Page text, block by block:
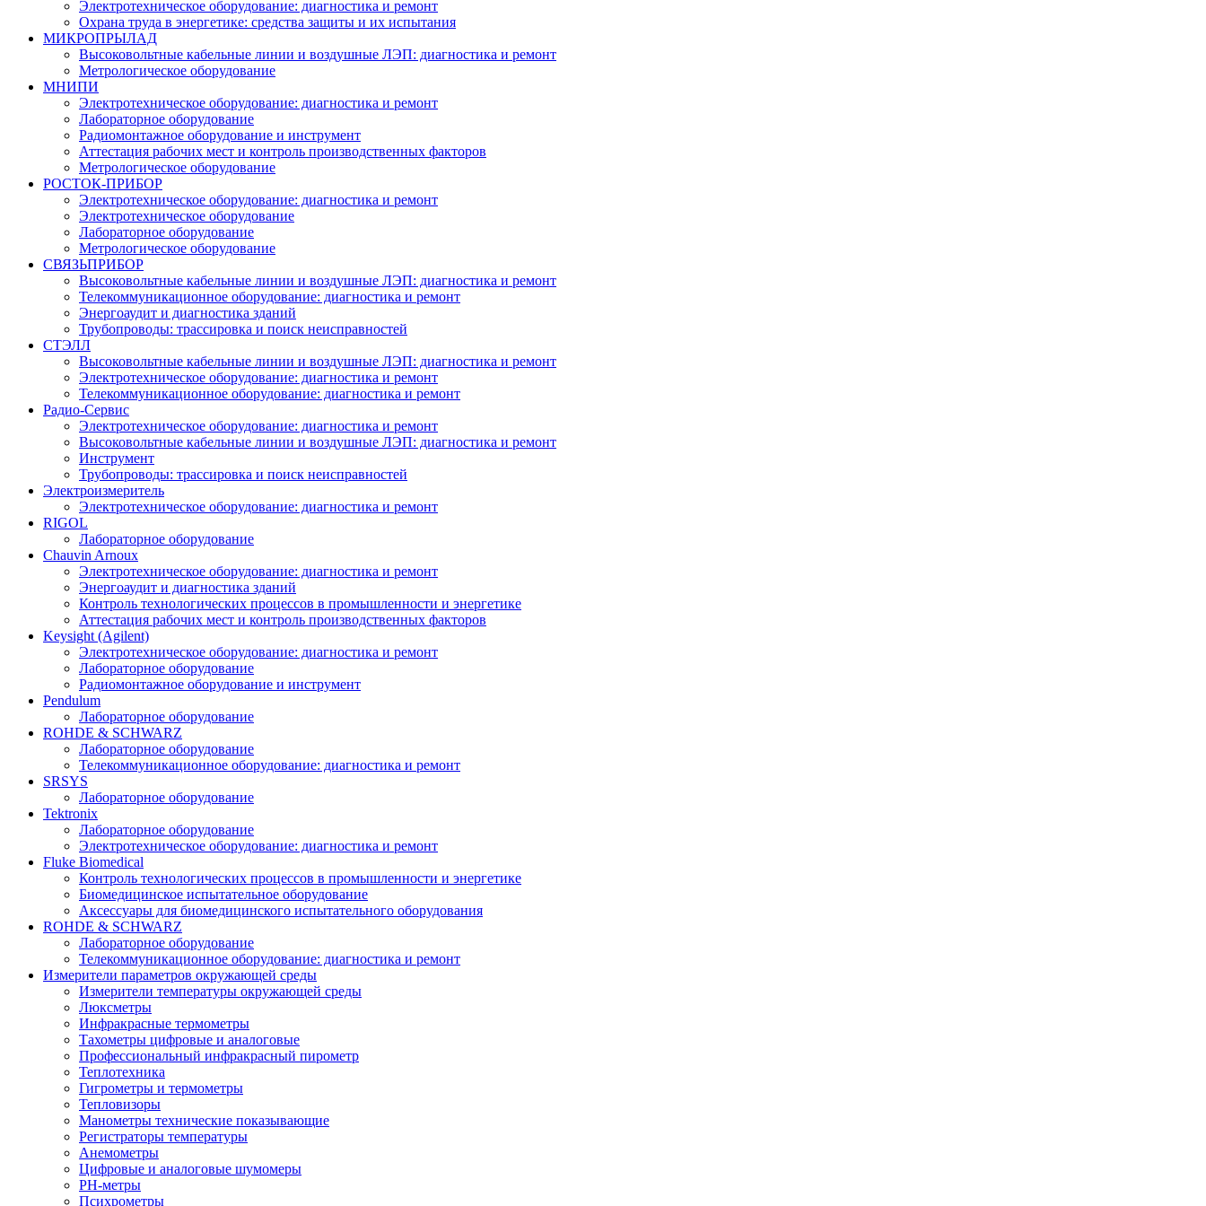
Электротехническое оборудование: диагностика и ремонт
Охрана труда в энергетике: средства защиты и их испытания
МИКРОПРЫЛАД
Высоковольтные кабельные линии и воздушные ЛЭП: диагностика и ремонт
Метрологическое оборудование
МНИПИ
Электротехническое оборудование: диагностика и ремонт
Лабораторное оборудование
Радиомонтажное оборудование и инструмент
Аттестация рабочих мест и контроль производственных факторов
Метрологическое оборудование
РОСТОК-ПРИБОР
Электротехническое оборудование: диагностика и ремонт
Электротехническое оборудование
Лабораторное оборудование
Метрологическое оборудование
СВЯЗЬПРИБОР
Высоковольтные кабельные линии и воздушные ЛЭП: диагностика и ремонт
Телекоммуникационное оборудование: диагностика и ремонт
Энергоаудит и диагностика зданий
Трубопроводы: трассировка и поиск неисправностей
СТЭЛЛ
Высоковольтные кабельные линии и воздушные ЛЭП: диагностика и ремонт
Электротехническое оборудование: диагностика и ремонт
Телекоммуникационное оборудование: диагностика и ремонт
Радио-Cервис
Электротехническое оборудование: диагностика и ремонт
Высоковольтные кабельные линии и воздушные ЛЭП: диагностика и ремонт
Инструмент
Трубопроводы: трассировка и поиск неисправностей
Электроизмеритель
Электротехническое оборудование: диагностика и ремонт
RIGOL
Лабораторное оборудование
Chauvin Arnoux
Электротехническое оборудование: диагностика и ремонт
Энергоаудит и диагностика зданий
Контроль технологических процессов в промышленности и энергетике
Аттестация рабочих мест и контроль производственных факторов
Keysight (Agilent)
Электротехническое оборудование: диагностика и ремонт
Лабораторное оборудование
Радиомонтажное оборудование и инструмент
Pendulum
Лабораторное оборудование
ROHDE & SCHWARZ
Лабораторное оборудование
Телекоммуникационное оборудование: диагностика и ремонт
SRSYS
Лабораторное оборудование
Tektronix
Лабораторное оборудование
Электротехническое оборудование: диагностика и ремонт
Fluke Biomedical
Контроль технологических процессов в промышленности и энергетике
Биомедицинское испытательное оборудование
Аксессуары для биомедицинского испытательного оборудования
ROHDE & SCHWARZ
Лабораторное оборудование
Телекоммуникационное оборудование: диагностика и ремонт
Измерители параметров окружающей среды
Измерители температуры окружающей среды
Люксметры
Инфракрасные термометры
Тахометры цифровые и аналоговые
Профессиональный инфракрасный пирометр
Теплотехника
Гигрометры и термометры
Тепловизоры
Манометры технические показывающие
Регистраторы температуры
Анемометры
Цифровые и аналоговые шумомеры
PH-метры
Психрометры